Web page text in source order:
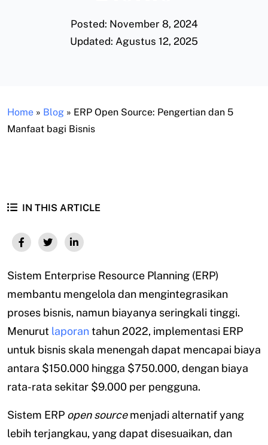
Posted: November 8, 2024
Updated: Agustus 12, 2025
Home » Blog » ERP Open Source: Pengertian dan 5
Manfaat bagi Bisnis
IN THIS ARTICLE
Sistem Enterprise Resource Planning (ERP)
membantu mengelola dan mengintegrasikan
proses bisnis, namun biayanya seringkali tinggi.
Menurut laporantahun 2022, implementasi ERP
untuk bisnis skala menengah dapat mencapai biaya
antara $150.000 hingga $750.000, dengan biaya
rata-rata sekitar $9.000 per pengguna.
Sistem ERP open sourcemenjadi alternatif yang
lebih terjangkau, yang dapat disesuaikan, dan